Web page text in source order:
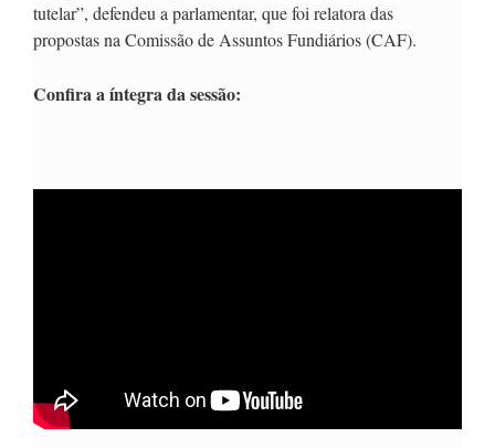
tutelar”, defendeu a parlamentar, que foi relatora das
propostas na Comissão de Assuntos Fundiários (CAF).
Confira a íntegra da sessão: